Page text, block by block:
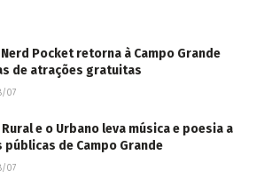
Pocket retorna à Campo Grande
de atrações gratuitas
07
e o Urbano leva música e poesia a
públicas de Campo Grande
07